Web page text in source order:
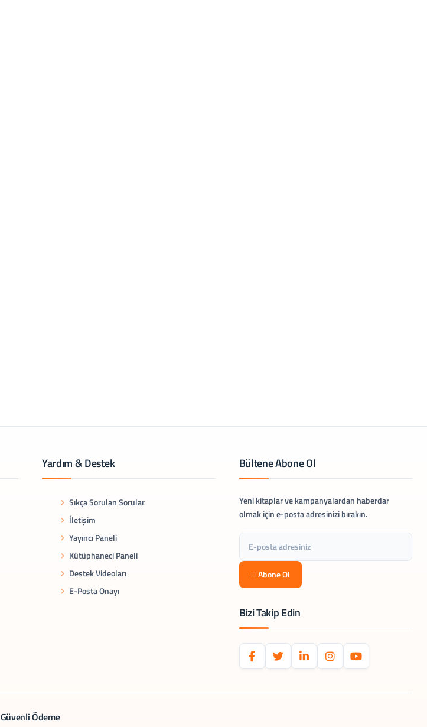
Yardım & Destek
Sıkça Sorulan Sorular
İletişim
Yayıncı Paneli
Kütüphaneci Paneli
Destek Videoları
E-Posta Onayı
Bültene Abone Ol
Yeni kitaplar ve kampanyalardan haberdar
olmak için e-posta adresinizi bırakın.
Abone Ol
Bizi Takip Edin
Güvenli Ödeme